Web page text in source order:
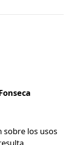
sobre los usos